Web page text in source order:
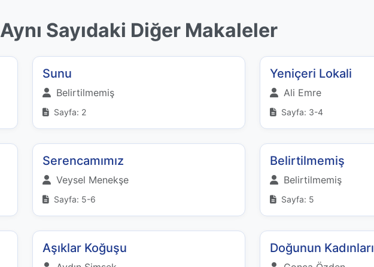
Aynı Sayıdaki Diğer Makaleler
Sunu
Belirtilmemiş
Sayfa: 2
Yeniçeri Lokali
Ali Emre
Sayfa: 3-4
Serencamımız
Veysel Menekşe
Sayfa: 5-6
Belirtilmemiş
Belirtilmemiş
Sayfa: 5
Aşıklar Koğuşu Doğunun Kadınları